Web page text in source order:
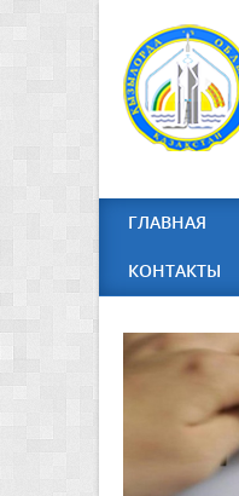
ГЛАВНАЯ
КОНТАКТЫ